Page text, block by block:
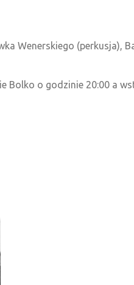
Wenerskiego (perkusja),
Bolko o godzinie 20:00 a